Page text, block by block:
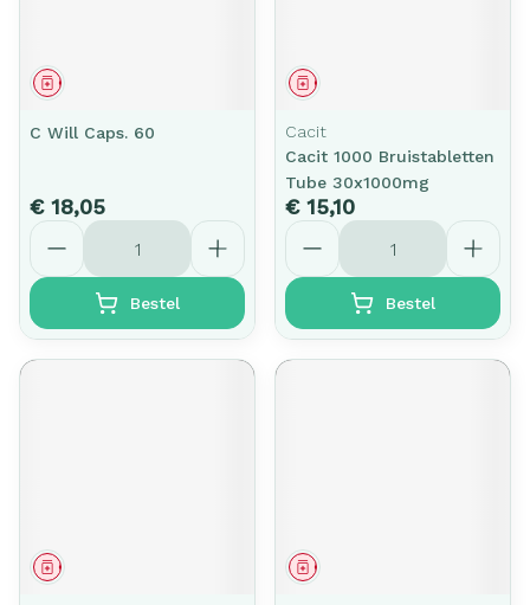
Geneesmiddel
C Will Caps. 60
€ 18,05
Aantal
Bestel
Geneesmiddel
Cacit
Cacit 1000 Bruistabletten
Tube 30x1000mg
€ 15,10
Aantal
Bestel
Geneesmiddel Geneesmiddel